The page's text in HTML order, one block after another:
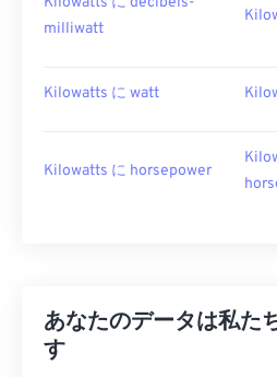
milliwatt
Kilowatts に watt
Kilowatts に horsepower
あなたのデータは私た
す